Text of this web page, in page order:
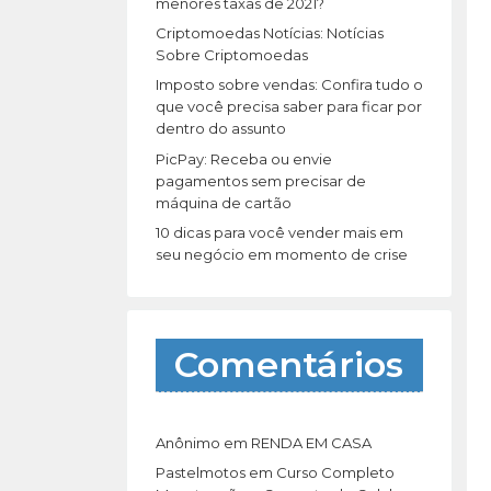
:
Criptomoedas Notícias: Notícias
Sobre Criptomoedas
Imposto sobre vendas: Confira tudo o
que você precisa saber para ficar por
dentro do assunto
PicPay: Receba ou envie
pagamentos sem precisar de
máquina de cartão
10 dicas para você vender mais em
seu negócio em momento de crise
Comentários
Anônimo em RENDA EM CASA
Pastelmotosem Curso Completo